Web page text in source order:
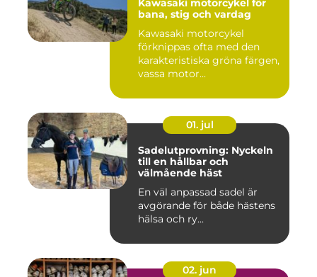
Kawasaki motorcykel för
bana, stig och vardag
Kawasaki motorcykel
förknippas ofta med den
karakteristiska gröna färgen,
vassa motor...
01. jul
Sadelutprovning: Nyckeln
till en hållbar och
välmående häst
En väl anpassad sadel är
avgörande för både hästens
hälsa och ry...
02. jun